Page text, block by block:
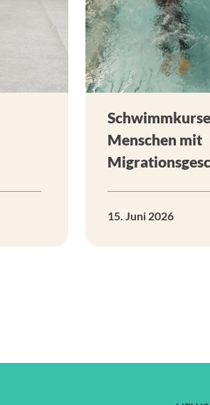
Menschen mit
15. Juni 2026